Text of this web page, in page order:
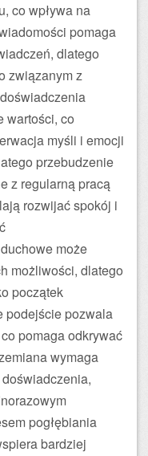
co wpływa na
pomaga
dlatego
związanym z
wartości, co
myśli i emocji
przebudzenie
z regularną pracą
rozwijać spokój i
może
możliwości, dlatego
początek
podejście pozwala
pomaga odkrywać
wymaga
pogłębiania
bardziej